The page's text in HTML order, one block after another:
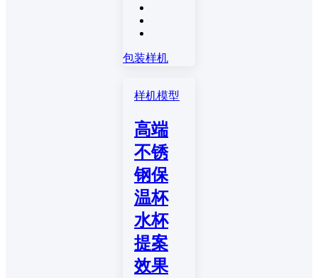
包装样机
样机模型
高端
不锈
钢保
温杯
水杯
提案
效果